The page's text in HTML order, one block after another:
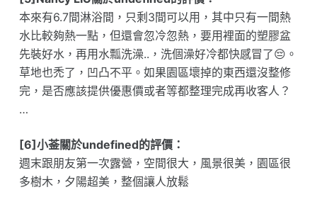
本來有6.7間淋浴間，只剩3間可以用，其中只有一間熱
水比較夠熱一點，但還會忽冷忽熱，要用裡面的塑膠盆
先裝好水，再用水瓢洗澡..，洗個澡好冷都快感冒了😔。
草地也禿了，凹凸不平。如果園區壞掉的東西還沒整修
完，是否應該提供優惠價或者等都整理完成再收客人？
…
[6]小菳關於undefined的評價：
週末跟朋友第一次露營，空間很大，風景很美，園區很
多樹木，夕陽超美，整個讓人放鬆